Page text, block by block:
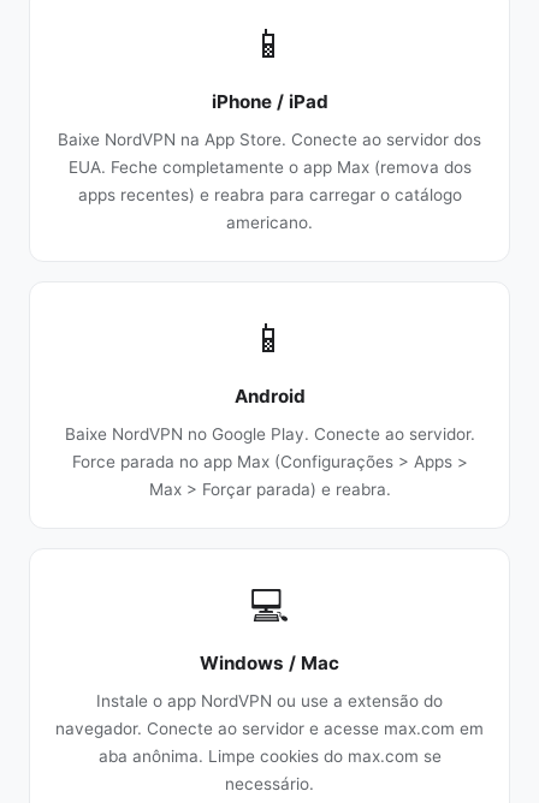
📱
iPhone / iPad
Baixe NordVPN na App Store. Conecte ao servidor dos
EUA. Feche completamente o app Max (remova dos
apps recentes) e reabra para carregar o catálogo
americano.
📱
Android
Baixe NordVPN no Google Play. Conecte ao servidor.
Force parada no app Max (Configurações > Apps >
Max > Forçar parada) e reabra.
💻
Windows / Mac
Instale o app NordVPN ou use a extensão do
navegador. Conecte ao servidor e acesse max.com em
aba anônima. Limpe cookies do max.com se
necessário.